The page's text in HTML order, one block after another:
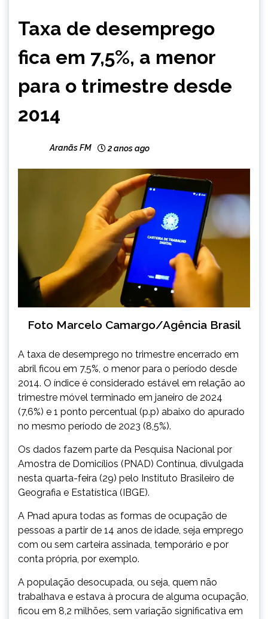
NOTÍCIAS
Taxa de desemprego
fica em 7,5%, a menor
para o trimestre desde
2014
Aranãs FM 2 anos ago
Foto Marcelo Camargo/Agência Brasil
A taxa de desemprego no trimestre encerrado em
abril ficou em 7,5%, o menor para o período desde
2014. O índice é considerado estável em relação ao
trimestre móvel terminado em janeiro de 2024
(7,6%) e 1 ponto percentual (p.p) abaixo do apurado
no mesmo período de 2023 (8,5%).
Os dados fazem parte da Pesquisa Nacional por
Amostra de Domicílios (PNAD) Contínua, divulgada
nesta quarta-feira (29) pelo Instituto Brasileiro de
Geografia e Estatística (IBGE).
A Pnad apura todas as formas de ocupação de
pessoas a partir de 14 anos de idade, seja emprego
com ou sem carteira assinada, temporário e por
conta própria, por exemplo.
A população desocupada, ou seja, quem não
trabalhava e estava à procura de alguma ocupação,
ficou em 8,2 milhões, sem variação significativa em